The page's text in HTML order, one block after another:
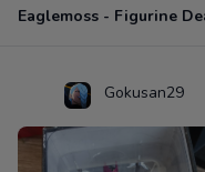
Gokusan29